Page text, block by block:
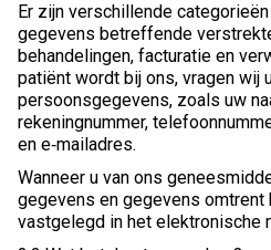
Er zijn verschillende
gegevens betreffende
behandelingen, facturatie en
patiënt wordt bij ons, vragen wij
persoonsgegevens, zoals uw
rekeningnummer,
en e‐mailadres.
Wanneer u van ons
gegevens en gegevens omtrent
vastgelegd in het elektronische